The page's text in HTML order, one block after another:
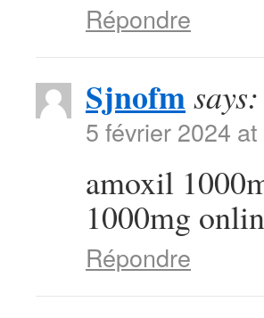
Répondre
Sjnofmsays:
5 février 2024
amoxil
1000mg
Répondre